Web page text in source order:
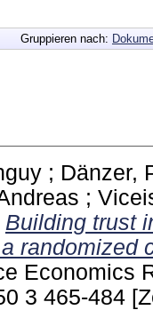
Gruppieren nach:
; Dänzer,
;
Building trust
randomized
Economics
3 465-484